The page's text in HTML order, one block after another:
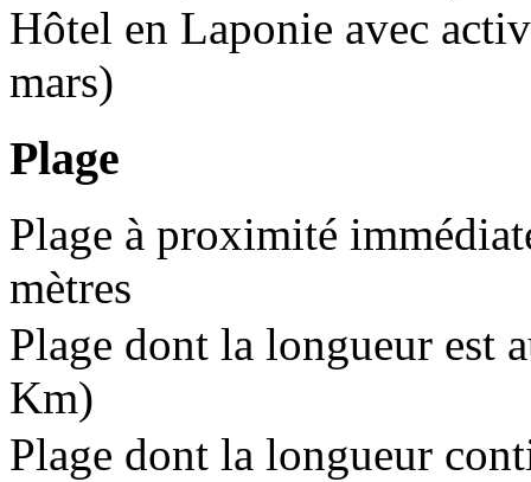
Hôtel en Laponie avec
mars)
Plage
Plage à proximité
mètres
Plage dont la longueur est
Km)
Plage dont la longueur